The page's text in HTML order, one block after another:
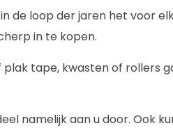
de loop der jaren het voor
in te kopen.
tape, kwasten of rollers
namelijk aan u door. Ook